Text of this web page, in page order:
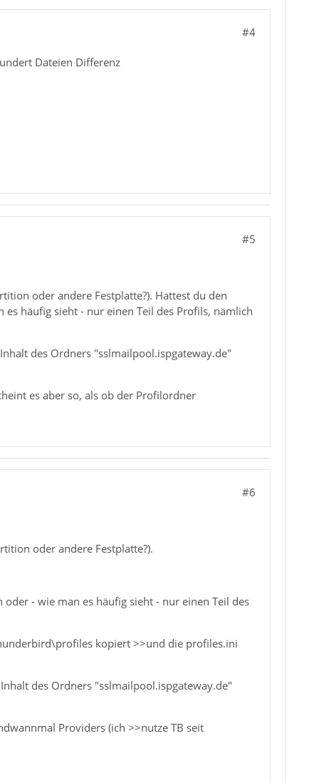
#4
Dateien Differenz
#5
oder andere Festplatte?). Hattest du den
häufig sieht - nur einen Teil des Profils, nämlich
des Ordners "sslmailpool.ispgateway.de"
es aber so, als ob der Profilordner
#6
oder andere Festplatte?).
- wie man es häufig sieht - nur einen Teil des
kopiert >>und die profiles.ini
des Ordners "sslmailpool.ispgateway.de"
Providers (ich >>nutze TB seit